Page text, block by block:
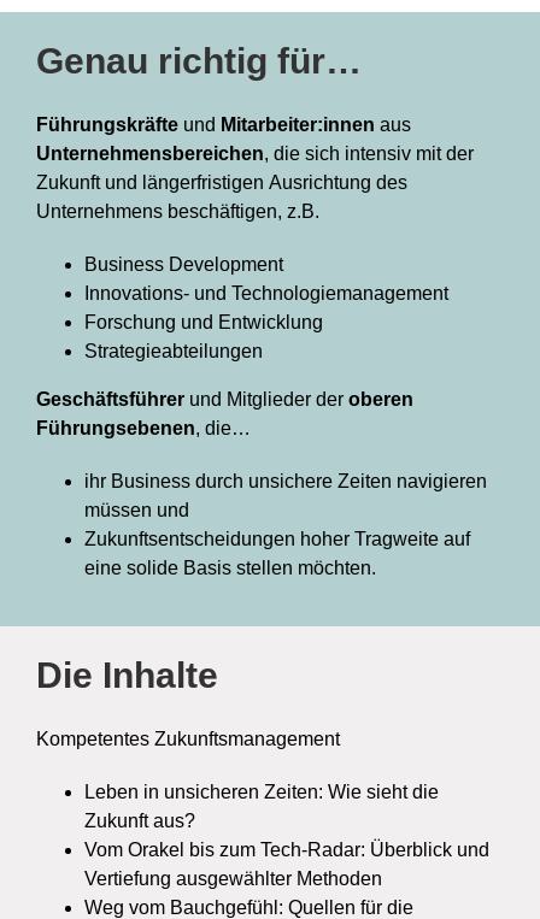
Genau richtig für…
Führungskräfteund Mitarbeiter:innen aus
Unternehmensbereichen, die sich intensiv mit der
Zukunft und längerfristigen Ausrichtung des
Unternehmens beschäftigen, z.B.
Business Development
Innovations- und Technologiemanagement
Forschung und Entwicklung
Strategieabteilungen
Geschäftsführerund Mitglieder deroberen
Führungsebenen, die…
ihr Business durch unsichere Zeiten navigieren
müssen und
Zukunftsentscheidungen hoher Tragweite auf
eine solide Basis stellen möchten.
Die Inhalte
Kompetentes Zukunftsmanagement
Leben in unsicheren Zeiten: Wie sieht die
Zukunft aus?
Vom Orakel bis zum Tech-Radar: Überblick und
Vertiefung ausgewählter Methoden
Weg vom Bauchgefühl: Quellen für die